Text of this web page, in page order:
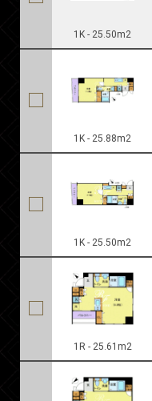
1K - 25.50m2
1K - 25.88m2
1K - 25.50m2
1R - 25.61m2